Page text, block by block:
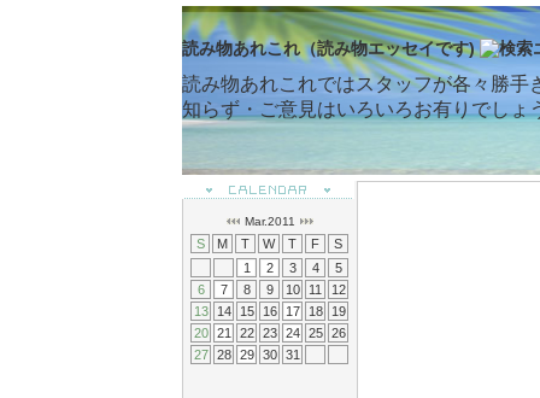
読み物あれこれ（読み物エッセイです)
読み物あれこれではスタッフが各々勝
知らず・ご意見はいろいろお有りでし
Mar.2011
S M T W T F
S
1
2 3 4
5
6
7 8 9 10 11
12
13
14 15 16 17 18
19
20
21 22 23 24 25
26
27
28 29 30 31